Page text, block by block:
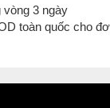
3 ngày
toàn quốc cho